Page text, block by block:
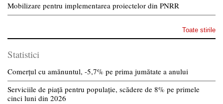
Mobilizare pentru implementarea proiectelor din PNRR
Toate stirile
Statistici
Comerțul cu amănuntul, -5,7% pe prima jumătate a anului
Serviciile de piață pentru populație, scădere de 8% pe primele
cinci luni din 2026